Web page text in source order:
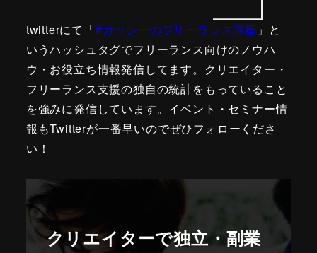
twitterにて「#カッシーのフリーランス講座 」と
いうハッシュタグでフリーランス向けのノウハ
ウ・お役立ち情報発信してます。クリエイター・
フリーランス支援の独自の統計をもっていること
を強みに発信しています。イベント・セミナー情
報もTwitterが一番早いのでぜひフォローくださ
い！
クリエイターで独立・副業